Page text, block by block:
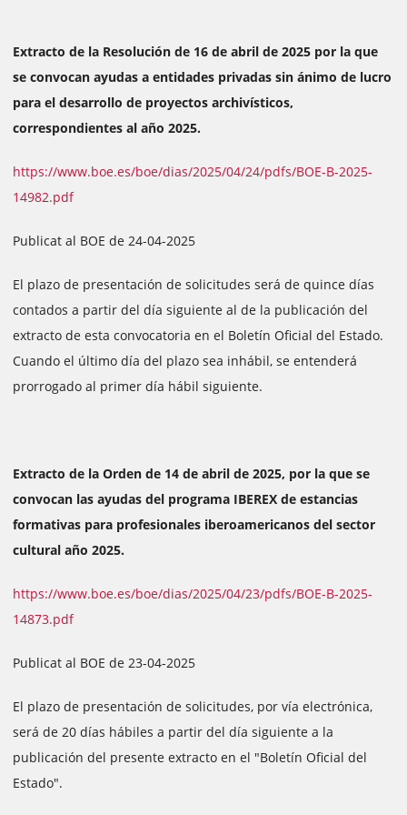
Extracto de la Resolución de 16 de abril de 2025 por la que
se convocan ayudas a entidades privadas sin ánimo de lucro
para el desarrollo de proyectos archivísticos,
correspondientes al año 2025.
https://www.boe.es/boe/dias/2025/04/24/pdfs/BOE-B-2025-
14982.pdf
Publicat al BOE de 24-04-2025
El plazo de presentación de solicitudes será de quince días
contados a partir del día siguiente al de la publicación del
extracto de esta convocatoria en el Boletín Oficial del Estado.
Cuando el último día del plazo sea inhábil, se entenderá
prorrogado al primer día hábil siguiente.
Extracto de la Orden de 14 de abril de 2025, por la que se
convocan las ayudas del programa IBEREX de estancias
formativas para profesionales iberoamericanos del sector
cultural año 2025.
https://www.boe.es/boe/dias/2025/04/23/pdfs/BOE-B-2025-
14873.pdf
Publicat al BOE de 23-04-2025
El plazo de presentación de solicitudes, por vía electrónica,
será de 20 días hábiles a partir del día siguiente a la
publicación del presente extracto en el "Boletín Oficial del
Estado".